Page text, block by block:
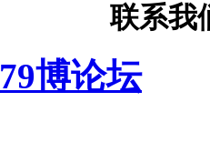
联系我
79博论坛